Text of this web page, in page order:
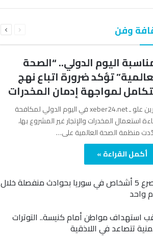
وفن الصفحةالصفحة
اليوم الدولي.. “الصحة
تؤكد ضرورة اتباع نهج
لمواجهة إدمان المخدرات
آفرين علو ـ xeber24.net في اليوم الدولي لمكافحة
استعمال المخدرات والإتجار غير المشروع بها،
منظمة الصحة العالمية على…
أكمل القراءة »
مصرع 5 أشخاص في سوريا بحوادث منفصلة خلال
واحد
استهداف مواطن أمام كنيسة.. التوترات
تتصاعد في اللاذقية